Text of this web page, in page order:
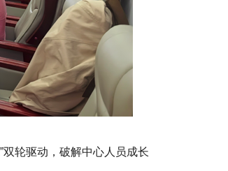
轮驱动，破解中心人员成长